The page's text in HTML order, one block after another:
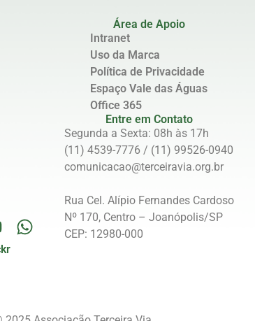
Área de Apoio
Intranet
Uso da Marca
Política de Privacidade
Espaço Vale das Águas
Office 365
Entre em Contato
Segunda a Sexta: 08h às 17h
(11) 4539-7776 / (11) 99526-0940
comunicacao@terceiravia.org.br
Rua Cel. Alípio Fernandes Cardoso
Nº 170, Centro – Joanópolis/SP
CEP: 12980-000